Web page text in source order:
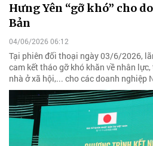
Hưng Yên “gỡ khó” cho
Bản
04/06/2026 06:12
Tại phiên đối thoại ngày 03/6/2026,
cam kết tháo gỡ khó khăn về nhân
nhà ở xã hội,... cho các doanh nghiệp